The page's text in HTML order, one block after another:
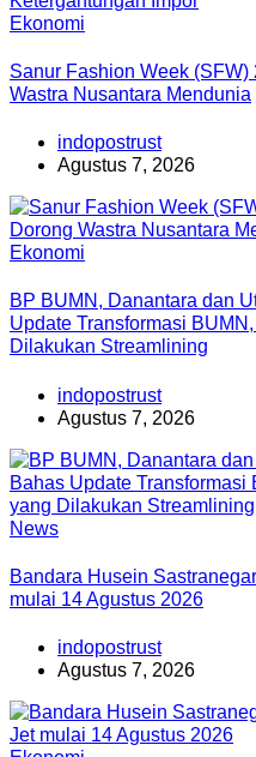
Ekonomi
Sanur Fashion Week
Wastra Nusantara Mendunia
indopostrust
Agustus 7, 2026
Ekonomi
BP BUMN, Danantara dan
Update Transformasi
Dilakukan Streamlining
indopostrust
Agustus 7, 2026
News
Bandara Husein
mulai 14 Agustus 2026
indopostrust
Agustus 7, 2026